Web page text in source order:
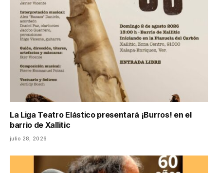
La Liga Teatro Elástico presentará ¡Burros! en el
barrio de Xallitic
julio 28, 2026